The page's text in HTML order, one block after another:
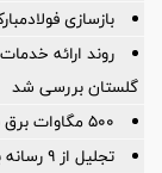
بازسازی
روند ارائه
گلستان بررسی شد
۵۰۰ مگاوات برق برای صنایع تأمین شد
تجلیل از ۹ رسانه برتر «پویش سایپا_رسانه»